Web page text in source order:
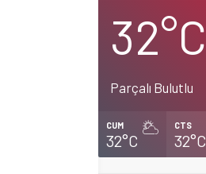
32°C
Parçalı Bulutlu
CUM
32°C
CTS
32°C